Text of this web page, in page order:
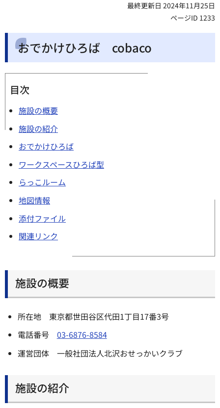
最終更新日 2024年11月25日
ページID 1233
おでかけひろば cobaco
目次
施設の概要
施設の紹介
おでかけひろば
ワークスペースひろば型
らっこルーム
地図情報
添付ファイル
関連リンク
施設の概要
所在地 東京都世田谷区代田1丁目17番3号
電話番号 03-6876-8584
運営団体 一般社団法人北沢おせっかいクラブ
施設の紹介